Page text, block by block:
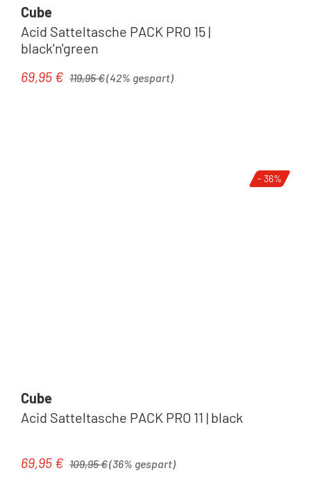
Cube
Acid Satteltasche PACK PRO 15 |
black'n'green
Verkaufspreis:
69,95 € 119,95 €(42% gespart)
- 36%
Cube
Acid Satteltasche PACK PRO 11 | black
Verkaufspreis:
69,95 € Regulärer Preis:
109,95 €(36% gespart)